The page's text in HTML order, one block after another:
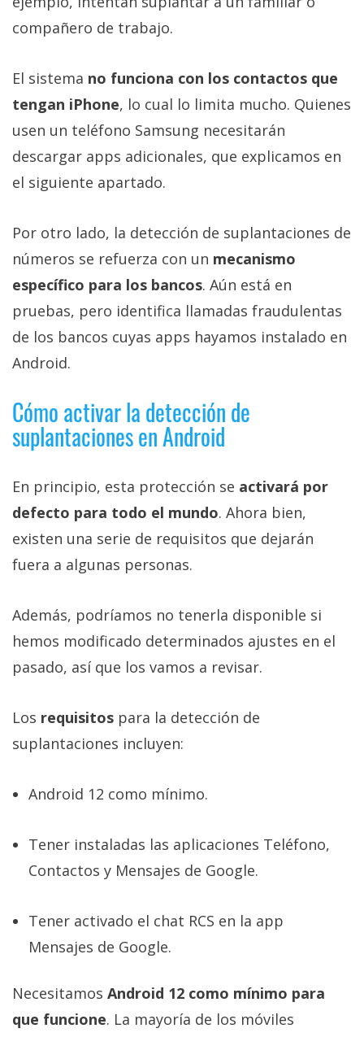
compañero de trabajo.
El sistema no funciona con los contactos que
tengan iPhone, lo cual lo limita mucho. Quienes
usen un teléfono Samsung necesitarán
descargar apps adicionales, que explicamos en
el siguiente apartado.
Por otro lado, la detección de suplantaciones de
números se refuerza con un mecanismo
específico para los bancos. Aún está en
pruebas, pero identifica llamadas fraudulentas
de los bancos cuyas apps hayamos instalado en
Android.
Cómo activar la detección de
suplantaciones en Android
En principio, esta protección se activará por
defecto para todo el mundo. Ahora bien,
existen una serie de requisitos que dejarán
fuera a algunas personas.
Además, podríamos no tenerla disponible si
hemos modificado determinados ajustes en el
pasado, así que los vamos a revisar.
Los requisitos para la detección de
suplantaciones incluyen:
Android 12 como mínimo.
Tener instaladas las aplicaciones Teléfono,
Contactos y Mensajes de Google.
Tener activado el chat RCS en la app
Mensajes de Google.
Necesitamos Android 12 como mínimo para
que funcione. La mayoría de los móviles